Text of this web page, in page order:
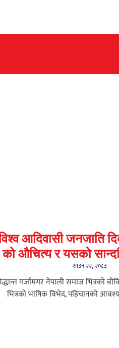
आदिवासी जनजाति
को औचित्य र यसको
साउन २२, २०८३
गर्जामगर नेपाली समाज भित्रको
भित्रको भाषिक विभेद, पहिचानको